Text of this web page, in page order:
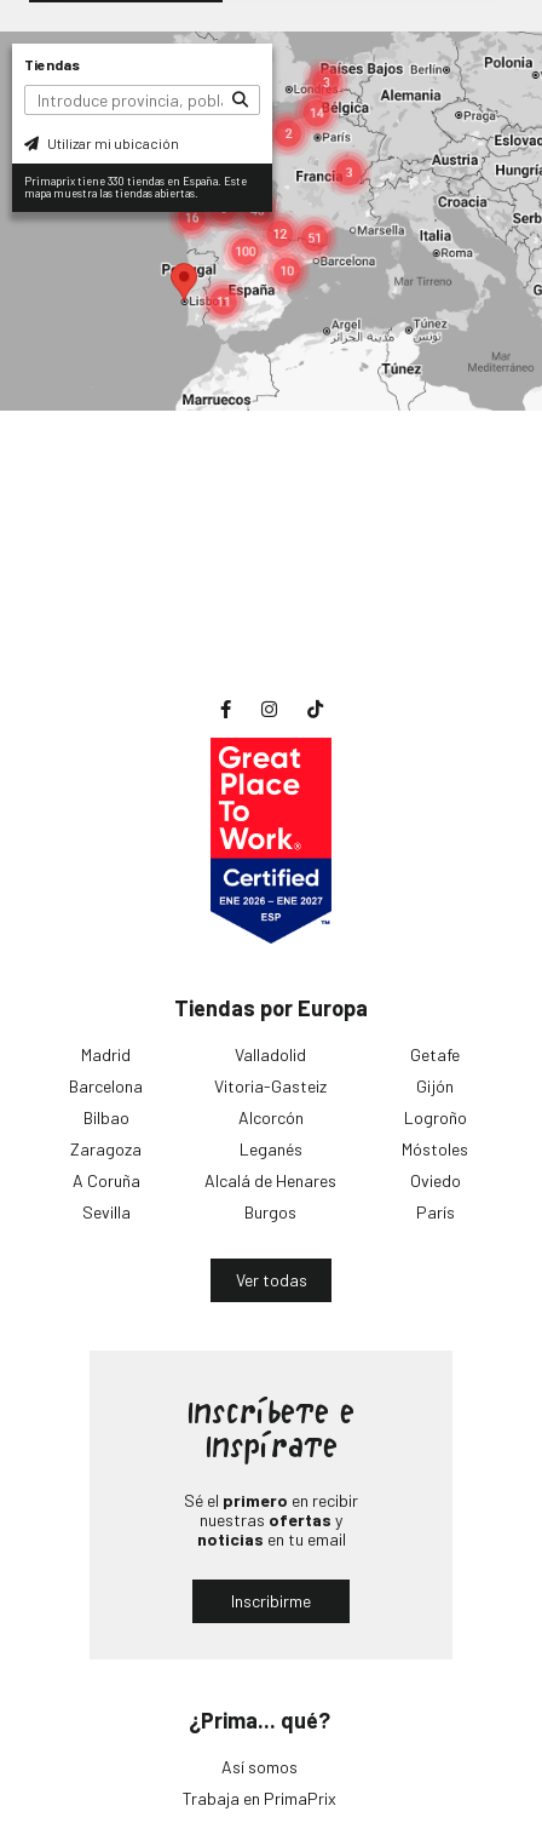
Tiendas
Utilizar mi ubicación
Primaprix tiene 330 tiendas en España. Este
mapa muestra las tiendas abiertas.
Tiendas por Europa
Madrid
Barcelona
Bilbao
Zaragoza
A Coruña
Sevilla
Valladolid
Vitoria-Gasteiz
Alcorcón
Leganés
Alcalá de Henares
Burgos
Getafe
Gijón
Logroño
Móstoles
Oviedo
París
Ver todas
¿Prima... qué?
Así somos
Trabaja en PrimaPrix
Inscríbete e
Inspírate
Sé el primero en recibir
nuestras ofertas y
noticias en tu email
Inscribirme